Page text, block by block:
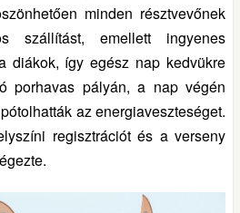
minden résztvevőnek
szállítást, emellett ingyenes
diákok, így egész nap kedvükre
porhavas pályán, a nap végén
az energiaveszteséget.
regisztrációt és a verseny